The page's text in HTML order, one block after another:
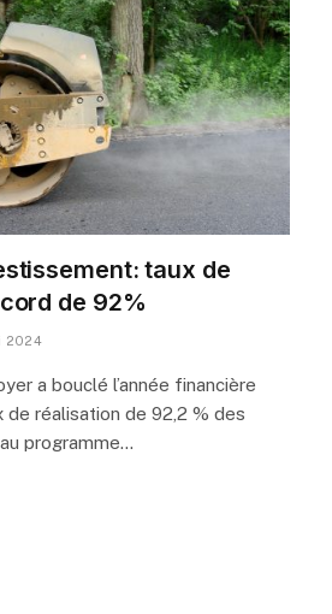
taux de
de 92%
2024
a bouclé l’année financière
de réalisation de 92,2 % des
programme…